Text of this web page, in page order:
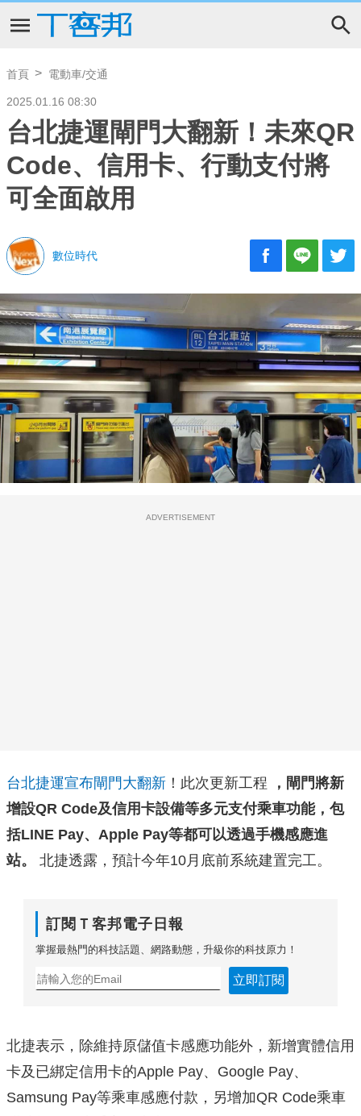
首頁 電動車/交通
2025.01.16 08:30
台北捷運閘門大翻新！未來QR
Code、信用卡、行動支付將
可全面啟用
數位時代
ADVERTISEMENT
台北捷運宣布閘門大翻新 ！此次更新工程
，閘門將新
增設QR Code及信用卡設備等多元支付乘車功能，包
括LINE Pay、Apple Pay等都可以透過手機感應進
站。
北捷透露，預計今年10月底前系統建置完工。
訂閱Ｔ客邦電子日報
掌握最熱門的科技話題、網路動態，升級你的科技原力！
立即訂閱
北捷表示，除維持原儲值卡感應功能外，新增實體信用
卡及已綁定信用卡的Apple Pay、Google Pay、
Samsung Pay等乘車感應付款，另增加QR Code乘車